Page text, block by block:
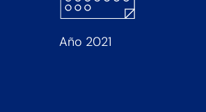
Año 2021